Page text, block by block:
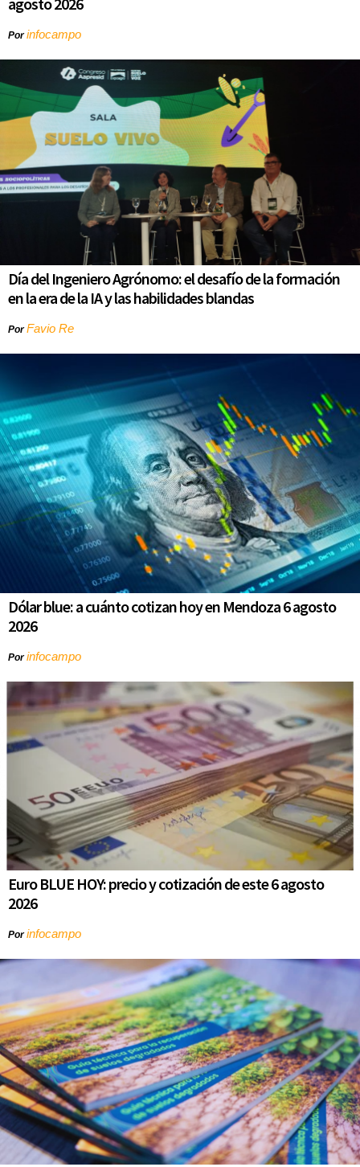
Porinfocampo
Día del Ingeniero Agrónomo: el desafío de la formación
en la era de la IA y las habilidades blandas
PorFavio Re
Dólar blue: a cuánto cotizan hoy en Mendoza 6 agosto
2026
Porinfocampo
Euro BLUE HOY: precio y cotización de este 6 agosto
2026
Porinfocampo